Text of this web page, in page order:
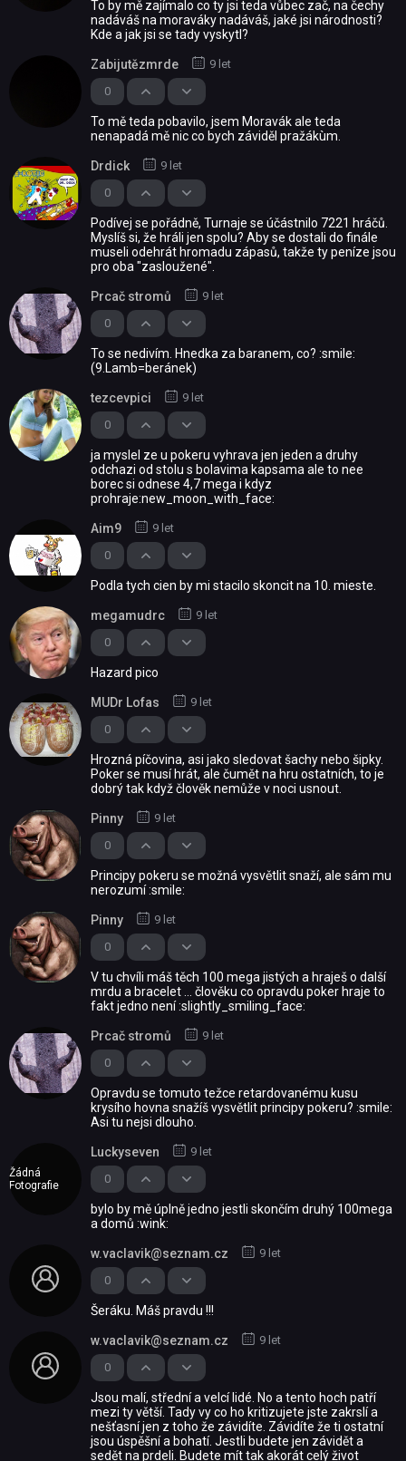
To by mě zajímalo co ty jsi teda vůbec zač, na čechy
nadáváš na moraváky nadáváš, jaké jsi národnosti?
Kde a jak jsi se tady vyskytl?
0
Zabijutězmrde 9 let
To mě teda pobavilo, jsem Moravák ale teda
nenapadá mě nic co bych záviděl pražákùm.
0
Drdick 9 let
Podívej se pořádně, Turnaje se účástnilo 7221 hráčů.
Myslíš si, že hráli jen spolu? Aby se dostali do finále
museli odehrát hromadu zápasů, takže ty peníze jsou
pro oba "zasloužené".
0
Prcač stromů 9 let
To se nedivím. Hnedka za baranem, co? :smile:
(9.Lamb=beránek)
0
tezcevpici 9 let
ja myslel ze u pokeru vyhrava jen jeden a druhy
odchazi od stolu s bolavima kapsama ale to nee
borec si odnese 4,7 mega i kdyz
prohraje:new_moon_with_face:
0
Aim9 9 let
Podla tych cien by mi stacilo skoncit na 10. mieste.
0
megamudrc 9 let
Hazard pico
0
MUDr Lofas 9 let
Hrozná píčovina, asi jako sledovat šachy nebo šipky.
Poker se musí hrát, ale čumět na hru ostatních, to je
dobrý tak když člověk nemůže v noci usnout.
0
Pinny 9 let
Principy pokeru se možná vysvětlit snaží, ale sám mu
nerozumí :smile:
0
Pinny 9 let
V tu chvíli máš těch 100 mega jistých a hraješ o další
mrdu a bracelet ... člověku co opravdu poker hraje to
fakt jedno není :slightly_smiling_face:
0
Prcač stromů 9 let
Opravdu se tomuto težce retardovanému kusu
krysího hovna snažíš vysvětlit principy pokeru? :smile:
Asi tu nejsi dlouho.
Žádná
Fotografie
0
Luckyseven 9 let
bylo by mě úplně jedno jestli skončím druhý 100mega
a domů :wink:
0
w.vaclavik@seznam.cz 9 let
Šeráku. Máš pravdu !!!
0
w.vaclavik@seznam.cz 9 let
Jsou malí, střední a velcí lidé. No a tento hoch patří
mezi ty větší. Tady vy co ho kritizujete jste zakrslí a
nešťasní jen z toho že závidíte. Závidíte že ti ostatní
jsou úspěšní a bohatí. Jestli budete jen závidět a
sedět na prdeli. Budete mít tak akorát celý život